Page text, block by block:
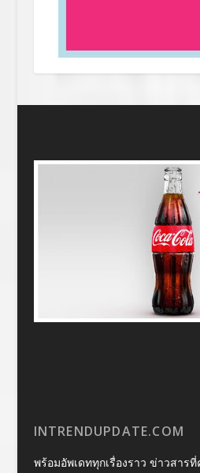
INTRENDUPDATE.COM
พร้อมอัพเดททุกเรื่องราว ข่าวสาร